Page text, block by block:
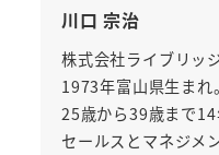
川口 宗治
株式会社ライブリッ
1973年富山県生まれ。
25歳から39歳まで
セールスとマネジメ